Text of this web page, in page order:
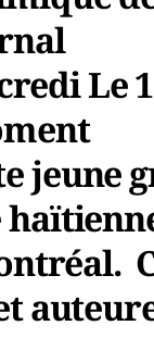
Le
jeune